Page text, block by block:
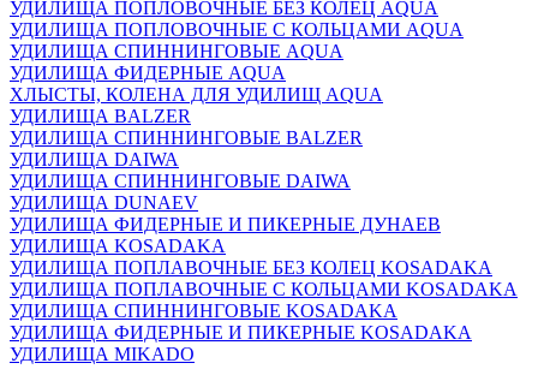
УДИЛИЩА ПОПЛОВОЧНЫЕ БЕЗ КОЛЕЦ AQUA
УДИЛИЩА ПОПЛОВОЧНЫЕ С КОЛЬЦАМИ AQUA
УДИЛИЩА СПИННИНГОВЫЕ AQUA
УДИЛИЩА ФИДЕРНЫЕ AQUA
ХЛЫСТЫ, КОЛЕНА ДЛЯ УДИЛИЩ AQUA
УДИЛИЩА BALZER
УДИЛИЩА СПИННИНГОВЫЕ BALZER
УДИЛИЩА DAIWA
УДИЛИЩА СПИННИНГОВЫЕ DAIWA
УДИЛИЩА DUNAEV
УДИЛИЩА ФИДЕРНЫЕ И ПИКЕРНЫЕ ДУНАЕВ
УДИЛИЩА KOSADAKA
УДИЛИЩА ПОПЛАВОЧНЫЕ БЕЗ КОЛЕЦ KOSADAKA
УДИЛИЩА ПОПЛАВОЧНЫЕ С КОЛЬЦАМИ KOSADAKA
УДИЛИЩА СПИННИНГОВЫЕ KOSADAKA
УДИЛИЩА ФИДЕРНЫЕ И ПИКЕРНЫЕ KOSADAKA
УДИЛИЩА MIKADO